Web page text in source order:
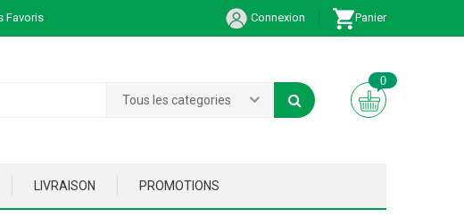
Favoris Connexion Panier
Tous les categories
0
LIVRAISON PROMOTIONS